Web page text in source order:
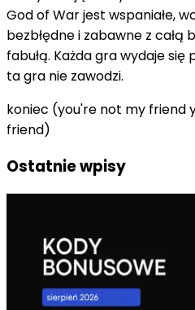
God of War jest wspaniałe,
bezbłędne i zabawne z
fabułą. Każda gra wydaje
ta gra nie zawodzi.
koniec (you're not my friend
friend)
Ostatnie wpisy